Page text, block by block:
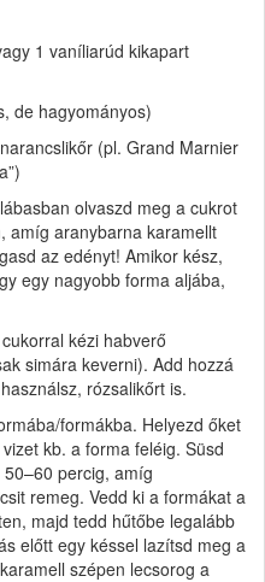
1 vaníliarúd kikapart
de hagyományos)
(pl. Grand Marnier
olvaszd meg a cukrot
amíg aranybarna karamellt
az edényt! Amikor kész,
egy nagyobb forma aljába,
kézi habverő
simára keverni). Add hozzá
rózsalikőrt is.
formákba. Helyezd őket
kb. a forma feléig. Süsd
percig, amíg
remeg. Vedd ki a formákat a
majd tedd hűtőbe legalább
előtt egy késsel lazítsd meg a
szépen lecsorog a